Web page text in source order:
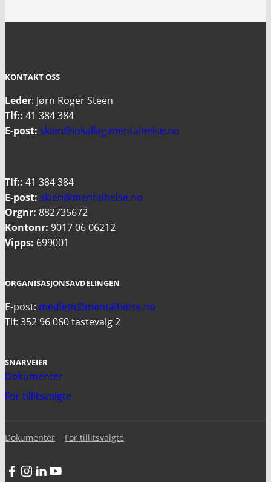
KONTAKT OSS
Leder: Jørn Roger Steen
Tlf:: 41 384 384
E-post: skien@lokallag.mentalhelse.no
Tlf:: 41 384 384
E-post: skien@mentalhelse.no
Orgnr: 882735672
Kontonr: 9017 06 06212
Vipps: 699001
ORGANISASJONSAVDELINGEN
E-post: medlem@mentalhelse.no
Tlf: 352 96 060 tastevalg 2
SNARVEIER
Dokumenter
For tillitsvalgte
Dokumenter For tillitsvalgte